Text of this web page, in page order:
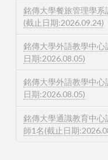
銘傳大學餐旅管理學系
(截止日期:2026.09.24)
銘傳大學外語教學中心
日期:2026.08.05)
銘傳大學外語教學中心
日期:2026.08.05)
銘傳大學通識教育中心
師1名(截止日期